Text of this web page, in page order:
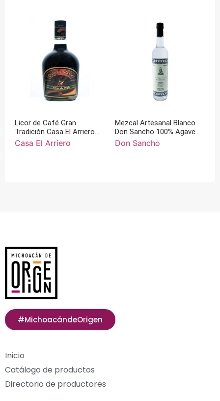
Licor de Café Gran
Tradición Casa El Arriero
375 ml
Casa El Arriero
Mezcal Artesanal Blanco
Don Sancho 100% Agave
Cupreata
Don Sancho
#MichoacándeOrigen
Inicio
Catálogo de productos
Directorio de productores